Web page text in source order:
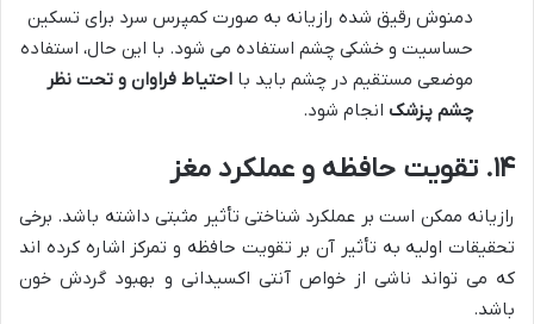
دمنوش رقیق شده رازیانه به صورت کمپرس سرد برای تسکین
حساسیت و خشکی چشم استفاده می شود. با این حال، استفاده
موضعی مستقیم در چشم باید با احتیاط فراوان و تحت نظر
چشم پزشک انجام شود.
۱۴. تقویت حافظه و عملکرد مغز
رازیانه ممکن است بر عملکرد شناختی تأثیر مثبتی داشته باشد. برخی
تحقیقات اولیه به تأثیر آن بر تقویت حافظه و تمرکز اشاره کرده اند
که می تواند ناشی از خواص آنتی اکسیدانی و بهبود گردش خون
باشد.